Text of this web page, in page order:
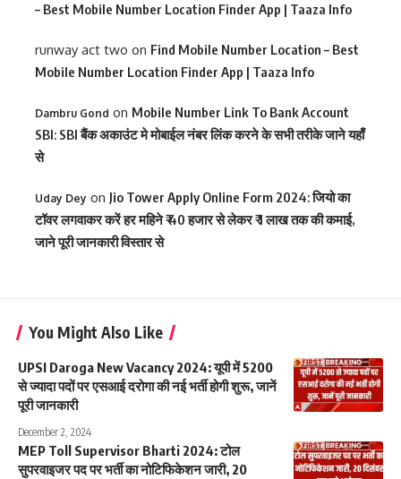
– Best Mobile Number Location Finder App | Taaza Info
runway act two on Find Mobile Number Location – Best
Mobile Number Location Finder App | Taaza Info
Dambru Gond on Mobile Number Link To Bank Account
SBI: SBI बैंक अकाउंट मे मोबाईल नंबर लिंक करने के सभी तरीके जाने यहाँ
से
Uday Dey on Jio Tower Apply Online Form 2024: जियो का
टॉवर लगवाकर करें हर महिने ₹ 40 हजार से लेकर ₹ 1 लाख तक की कमाई,
जाने पूरी जानकारी विस्तार से
You Might Also Like
UPSI Daroga New Vacancy 2024: यूपी में 5200
से ज्यादा पदों पर एसआई दरोगा की नई भर्ती होगी शुरू, जानें
पूरी जानकारी
December 2, 2024
MEP Toll Supervisor Bharti 2024: टोल
सुपरवाइजर पद पर भर्ती का नोटिफिकेशन जारी, 20